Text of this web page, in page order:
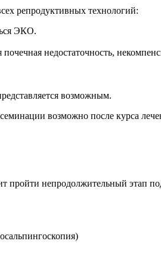
репродуктивных технологий:
ЭКО.
недостаточность,
возможным.
возможно после курса
пройти непродолжительный этап